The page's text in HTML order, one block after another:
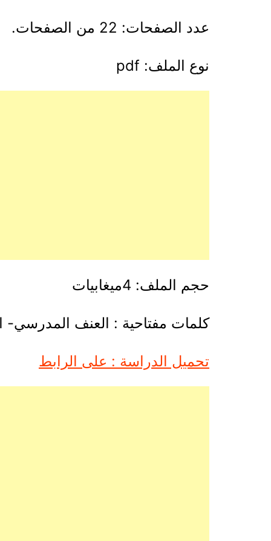
عدد الصفحات: 22 من الصفحات.
نوع الملف: pdf
حجم الملف: 4ميغابيات
كلمات مفتاحية : العنف المدرسي-
تحميل الدراسة : على الرابط